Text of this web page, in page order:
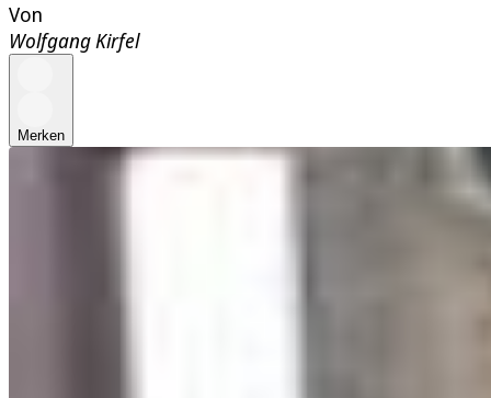
Von
Wolfgang Kirfel
Merken